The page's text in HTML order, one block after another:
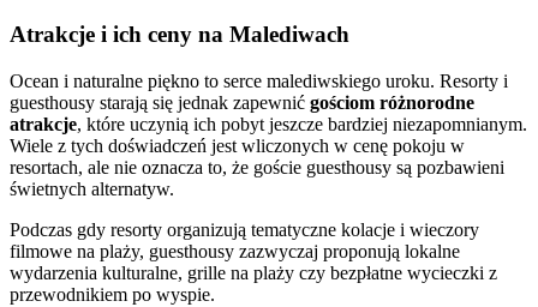
Atrakcje i ich ceny na Malediwach
Ocean i naturalne piękno to serce malediwskiego uroku. Resorty i
guesthousy starają się jednak zapewnić gościom różnorodne
atrakcje, które uczynią ich pobyt jeszcze bardziej niezapomnianym.
Wiele z tych doświadczeń jest wliczonych w cenę pokoju w
resortach, ale nie oznacza to, że goście guesthousy są pozbawieni
świetnych alternatyw.
Podczas gdy resorty organizują tematyczne kolacje i wieczory
filmowe na plaży, guesthousy zazwyczaj proponują lokalne
wydarzenia kulturalne, grille na plaży czy bezpłatne wycieczki z
przewodnikiem po wyspie.